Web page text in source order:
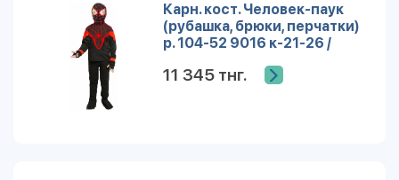
Карн. кост. Человек-паук
(рубашка, брюки, перчатки)
р. 104-52 9016 к-21-26 /
11 345 тнг.